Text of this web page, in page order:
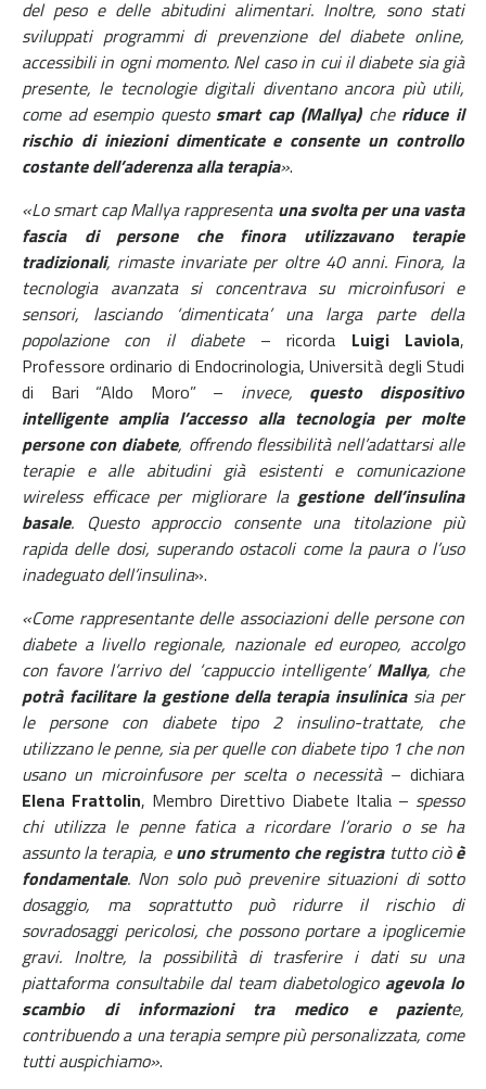
del peso e delle abitudini alimentari. Inoltre, sono stati
sviluppati programmi di prevenzione del diabete online,
accessibili in ogni momento. Nel caso in cui il diabete sia già
presente, le tecnologie digitali diventano ancora più utili,
come ad esempio questosmart cap (Mallya) cheriduce il
rischio di iniezioni dimenticate e consente un controllo
costante dell’aderenza alla terapia».
«Lo smart cap Mallya rappresenta una svolta per una vasta
fascia di persone che finora utilizzavano terapie
tradizionali, rimaste invariate per oltre 40 anni. Finora, la
tecnologia avanzata si concentrava su microinfusori e
sensori, lasciando ‘dimenticata’ una larga parte della
popolazione con il diabete– ricorda Luigi Laviola,
Professore ordinario di Endocrinologia, Università degli Studi
di Bari “Aldo Moro” – invece, questo dispositivo
intelligente amplia l’accesso alla tecnologia per molte
persone con diabete, offrendo flessibilità nell’adattarsi alle
terapie e alle abitudini già esistenti e comunicazione
wireless efficace per migliorare la gestione dell’insulina
basale. Questo approccio consente una titolazione più
rapida delle dosi, superando ostacoli come la paura o l’uso
inadeguato dell’insulina».
«Come rappresentante delle associazioni delle persone con
diabete a livello regionale, nazionale ed europeo, accolgo
con favore l’arrivo del ‘cappuccio intelligente’ Mallya, che
potrà facilitare la gestione della terapia insulinicasia per
le persone con diabete tipo 2 insulino-trattate, che
utilizzano le penne, sia per quelle con diabete tipo 1 che non
usano un microinfusore per scelta o necessità– dichiara
Elena Frattolin, Membro Direttivo Diabete Italia – spesso
chi utilizza le penne fatica a ricordare l’orario o se ha
assunto la terapia, euno strumento che registratutto ciòè
fondamentale. Non solo può prevenire situazioni di sotto
dosaggio, ma soprattutto può ridurre il rischio di
sovradosaggi pericolosi, che possono portare a ipoglicemie
gravi. Inoltre, la possibilità di trasferire i dati su una
piattaforma consultabile dal team diabetologico agevola lo
scambio di informazioni tra medico e paziente,
contribuendo a una terapia sempre più personalizzata, come
tutti auspichiamo».